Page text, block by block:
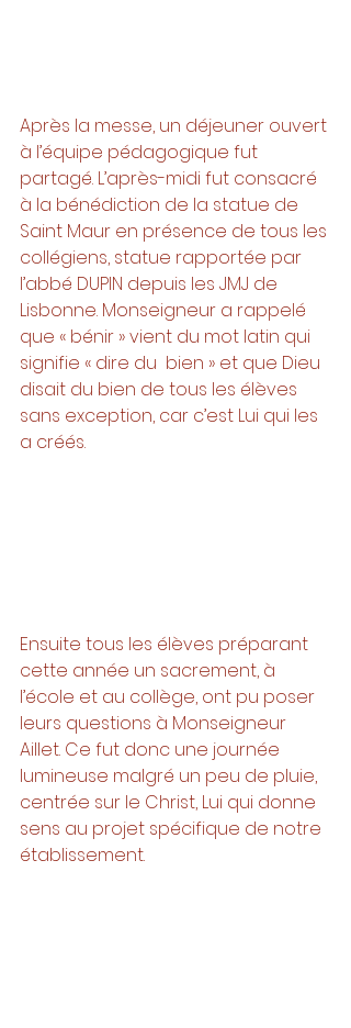
Après la messe, un déjeuner ouvert
à l’équipe pédagogique fut
partagé. L’après-midi fut consacré
à la bénédiction de la statue de
Saint Maur en présence de tous les
collégiens, statue rapportée par
l’abbé DUPIN depuis les JMJ de
Lisbonne. Monseigneur a rappelé
que « bénir » vient du mot latin qui
signifie « dire du  bien » et que Dieu
disait du bien de tous les élèves
sans exception, car c’est Lui qui les
a créés.
Ensuite tous les élèves préparant
cette année un sacrement, à
l’école et au collège, ont pu poser
leurs questions à Monseigneur
Aillet. Ce fut donc une journée
lumineuse malgré un peu de pluie,
centrée sur le Christ, Lui qui donne
sens au projet spécifique de notre
établissement.